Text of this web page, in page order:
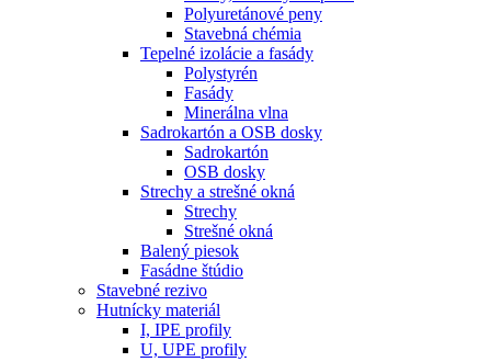
Polyuretánové peny
Stavebná chémia
Tepelné izolácie a fasády
Polystyrén
Fasády
Minerálna vlna
Sadrokartón a OSB dosky
Sadrokartón
OSB dosky
Strechy a strešné okná
Strechy
Strešné okná
Balený piesok
Fasádne štúdio
Stavebné rezivo
Hutnícky materiál
I, IPE profily
U, UPE profily